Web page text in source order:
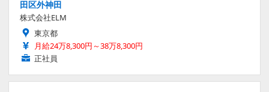
田区外神田
株式会社ELM
東京都
月給24万8,300円～38万8,300円
正社員